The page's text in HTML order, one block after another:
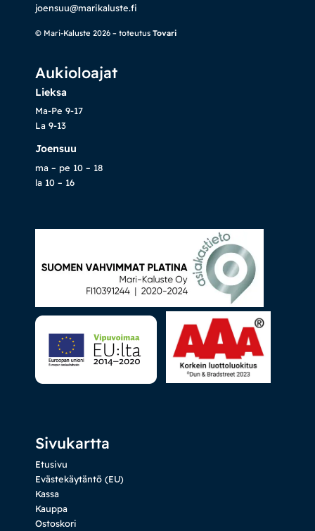
joensuu@marikaluste.fi
© Mari-Kaluste 2026 – toteutus Tovari
Aukioloajat
Lieksa
Ma-Pe 9-17
La 9-13
Joensuu
ma – pe 10 – 18
la 10 – 16
Sivukartta
Etusivu
Evästekäytäntö (EU)
Kassa
Kauppa
Ostoskori